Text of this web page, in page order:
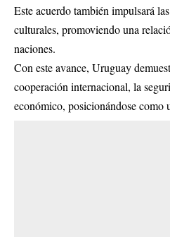
Este acuerdo también impulsará
culturales, promoviendo una
naciones.
Con este avance, Uruguay
cooperación internacional, la
económico, posicionándose como